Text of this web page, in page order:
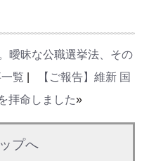
曖昧な公職選挙法、その
覧
【ご報告】維新 国
拝命しました»
プへ